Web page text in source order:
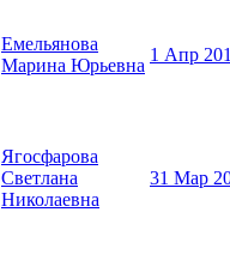
Емельянова
Марина Юрьевна
1 Апр
Ягосфарова
Светлана
Николаевна
31 Мар